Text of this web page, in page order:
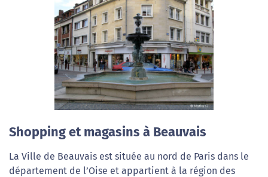
Shopping et magasins à Beauvais
La Ville de Beauvais est située au nord de Paris dans le
département de l’Oise et appartient à la région des